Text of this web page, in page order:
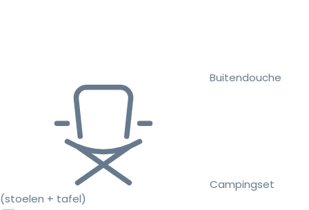
Buitendouche
Campingset
(stoelen + tafel)